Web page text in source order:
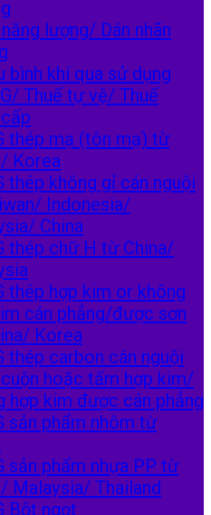
lượng/ Dán nhãn
bình khí qua sử dụng
Thuế tự vệ/ Thuế
thép mạ (tôn mạ) từ
Korea
thép không gỉ cán nguội
Indonesia/
China
thép chữ H từ China/
thép hợp kim or không
cán phẳng/được sơn
Korea
thép carbon cán nguội
hoặc tấm hợp kim/
hợp kim được cán phẳng
sản phẩm nhôm từ
sản phẩm nhựa PP từ
Malaysia/ Thailand
Bột ngọt